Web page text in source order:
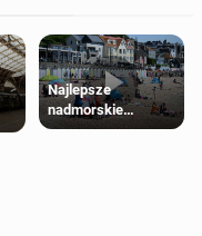
Najlepsze
nadmorskie
miasteczko blisko